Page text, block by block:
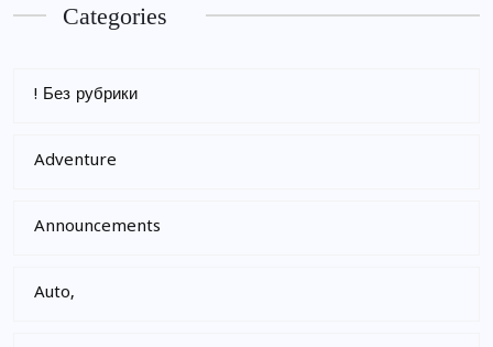
Categories
! Без рубрики
Adventure
Announcements
Auto,